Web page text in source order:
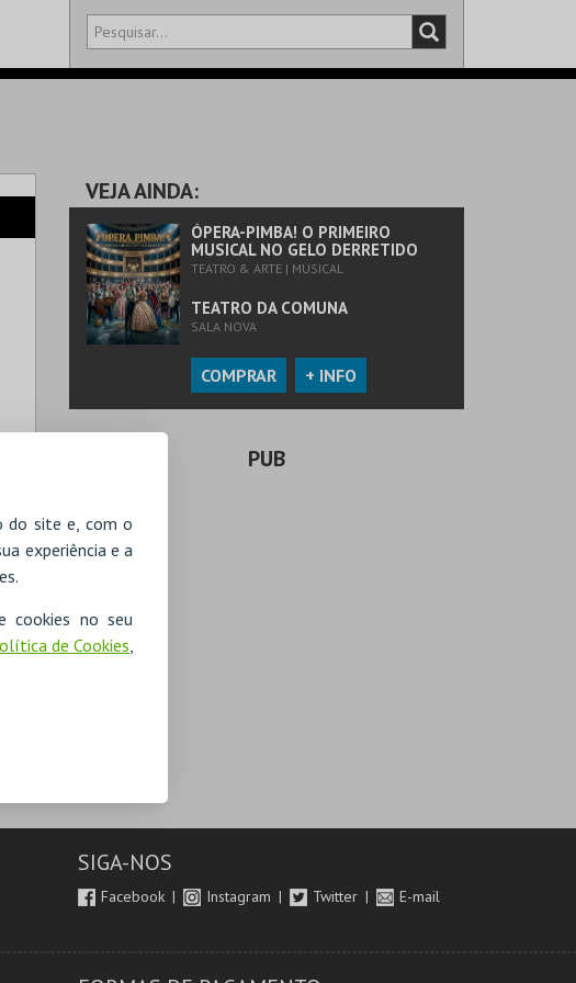
do site e, com o
experiência e a
cookies no seu
de Cookies
VEJA AINDA:
ÓPERA-PIMBA! O PRIMEIRO
MUSICAL NO GELO DERRETIDO
TEATRO & ARTE | MUSICAL
TEATRO DA COMUNA
SALA NOVA
COMPRAR + INFO
PUB
SIGA-NOS
Facebook Instagram Twitter E-mail